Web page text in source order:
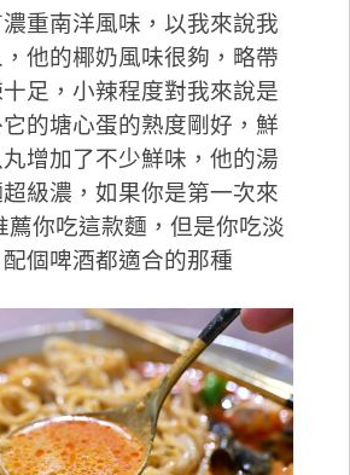
重南洋風味，以我來說我
他的椰奶風味很夠，略帶
足，小辣程度對我來說是
的塘心蛋的熟度剛好，鮮
增加了不少鮮味，他的湯
級濃，如果你是第一次來
薦你吃這款麵，但是你吃淡
個啤酒都適合的那種